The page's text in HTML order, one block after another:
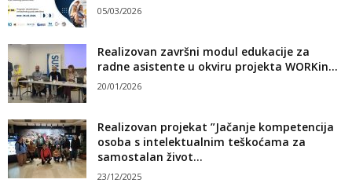
05/03/2026
Realizovan završni modul edukacije za
radne asistente u okviru projekta WORKin...
20/01/2026
Realizovan projekat ”Jačanje kompetencija
osoba s intelektualnim teškoćama za
samostalan život...
23/12/2025